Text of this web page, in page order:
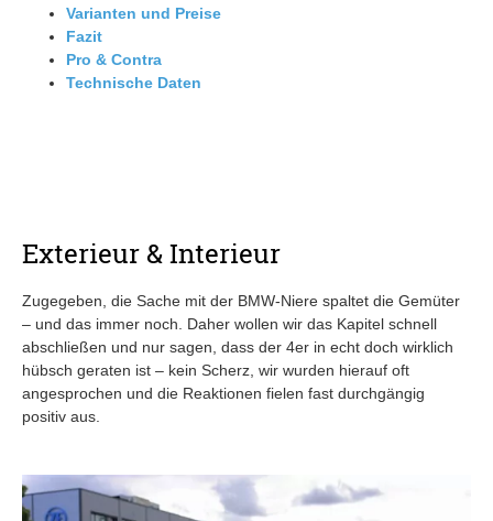
Varianten und Preise
Fazit
Pro & Contra
Technische Daten
Exterieur & Interieur
Zugegeben, die Sache mit der BMW-Niere spaltet die Gemüter
– und das immer noch. Daher wollen wir das Kapitel schnell
abschließen und nur sagen, dass der 4er in echt doch wirklich
hübsch geraten ist – kein Scherz, wir wurden hierauf oft
angesprochen und die Reaktionen fielen fast durchgängig
positiv aus.